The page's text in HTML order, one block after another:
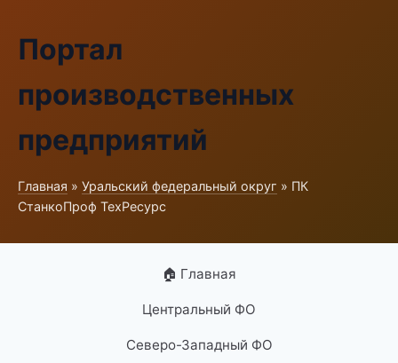
Портал
производственных
предприятий
Главная » Уральский федеральный округ » ПК
СтанкоПроф ТехРесурс
🏠 Главная
Центральный ФО
Северо-Западный ФО